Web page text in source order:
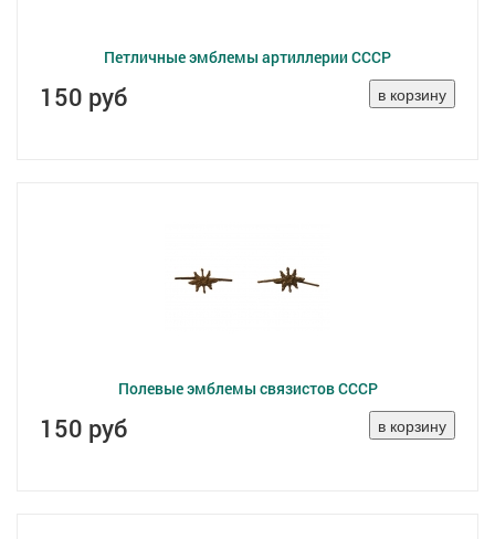
Петличные эмблемы артиллерии СССР
150 руб
Полевые эмблемы связистов СССР
150 руб